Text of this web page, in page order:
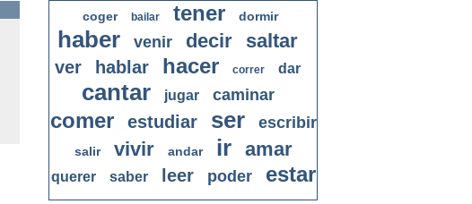
coger bailar tener dormir
haber venir decir saltar
ver hablar hacer correr dar
cantar jugar caminar
comer estudiar ser escribir
salir vivir andar ir amar
querer saber leer poder estar